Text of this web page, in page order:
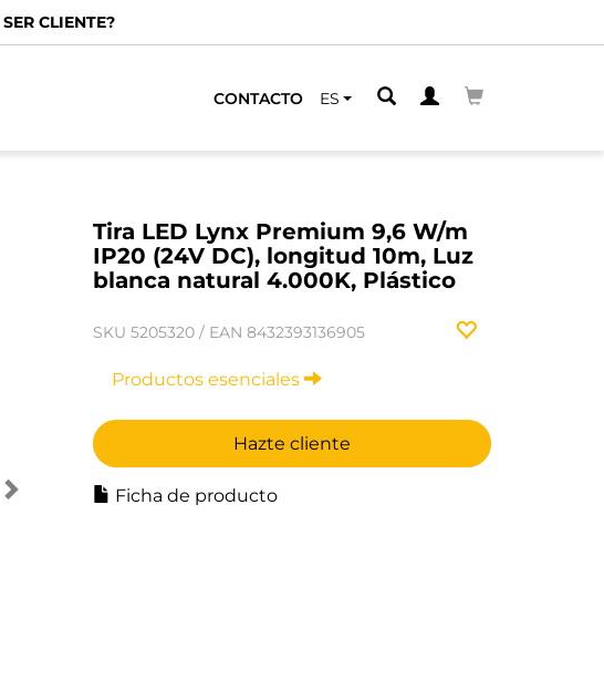
CONTACTO ES
Tira LED Lynx Premium 9,6 W/m
IP20 (24V DC), longitud 10m, Luz
blanca natural 4.000K, Plástico
SKU 5205320 / EAN 8432393136905
Productos esenciales
Hazte cliente
Ficha de producto